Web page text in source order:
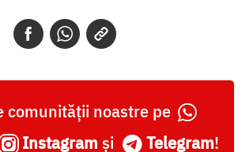
comunității noastre pe
Instagram și Telegram!